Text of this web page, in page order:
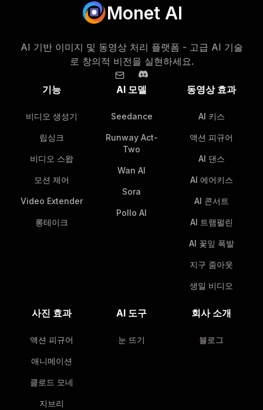
Monet AI
AI 기반 이미지 및 동영상 처리 플랫폼 - 고급 AI 기술
로 창의적 비전을 실현하세요.
기능
비디오 생성기
립싱크
비디오 스왑
모션 제어
Video Extender
롱테이크
AI 모델
Seedance
Runway Act-
Two
Wan AI
Sora
Pollo AI
동영상 효과
AI 키스
액션 피규어
AI 댄스
AI 에어키스
AI 콘서트
AI 트램펄린
AI 꽃잎 폭발
지구 줌아웃
생일 비디오
사진 효과
액션 피규어
애니메이션
클로드 모네
지브리
AI 도구
눈 뜨기
회사 소개
블로그